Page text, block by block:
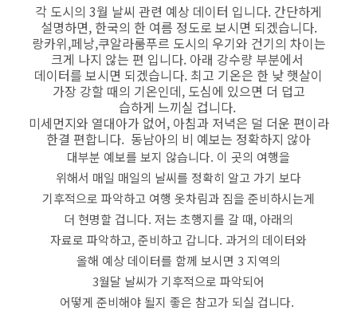
각 도시의 3월 날씨 관련 예상 데이터 입니다. 간단하게
설명하면, 한국의 한 여름 정도로 보시면 되겠습니다.
랑카위,페낭,쿠알라룸푸르 도시의 우기와 건기의 차이는
크게 나지 않는 편 입니다. 아래 강수량 부분에서
데이터를 보시면 되겠습니다. 최고 기온은 한 낮 햇살이
가장 강할 때의 기온인데, 도심에 있으면 더 덥고
습하게 느끼실 겁니다.
미세먼지와 열대아가 없어, 아침과 저녁은 덜 더운 편이라
한결 편합니다. 동남아의 비 예보는 정확하지 않아
대부분 예보를 보지 않습니다. 이 곳의 여행을
위해서 매일 매일의 날씨를 정확히 알고 가기 보다
기후적으로 파악하고 여행 옷차림과 짐을 준비하시는게
더 현명할 겁니다. 저는 초행지를 갈 때, 아래의
자료로 파악하고, 준비하고 갑니다. 과거의 데이터와
올해 예상 데이터를 함께 보시면 3 지역의
3월달 날씨가 기후적으로 파악되어
어떻게 준비해야 될지 좋은 참고가 되실 겁니다.